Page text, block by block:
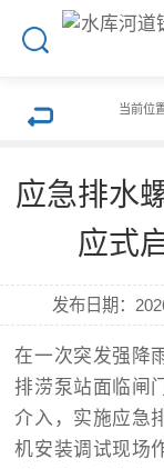
搜
上
一
页
当前位
应急排水
应式
发布日期：
在一次突发强降
排涝泵站面临闸
介入，实施应急
机安装调试现场